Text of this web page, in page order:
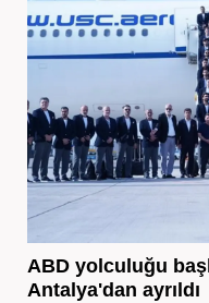
ABD yolculuğu
Antalya'dan ayrıldı